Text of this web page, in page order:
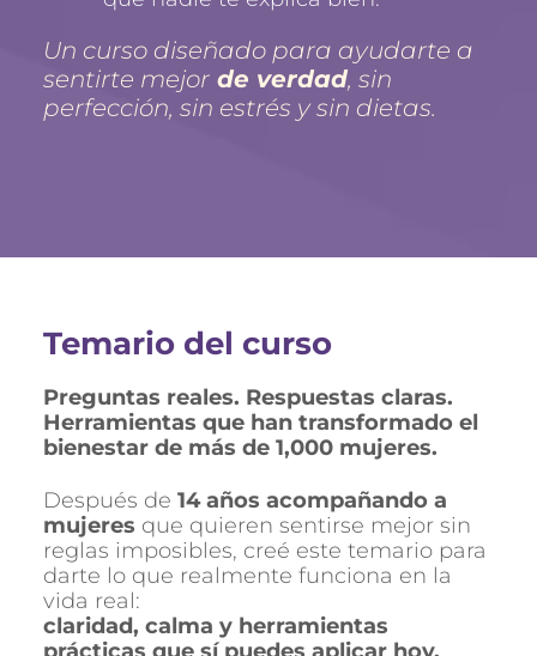
Un curso diseñado para ayudarte a
sentirte mejor de verdad, sin
perfección, sin estrés y sin dietas.
Temario del curso
Preguntas reales. Respuestas claras.
Herramientas que han transformado el
bienestar de más de 1,000 mujeres.
Después de 14 años acompañando a
mujeres que quieren sentirse mejor sin
reglas imposibles, creé este temario para
darte lo que realmente funciona en la
vida real:
claridad, calma y herramientas